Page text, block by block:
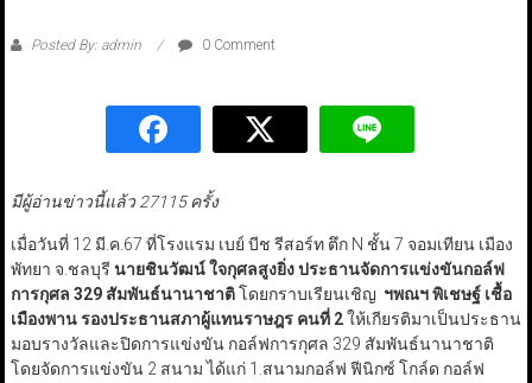
Posted By: admin 0 Comment
มีผู้อ่านข่าวนี้แล้ว 27115 ครั้ง
เมื่อวันที่ 12 มี.ค.67 ที่โรงแรม เบย์ บีช รีสอร์ท ตึก N ชั้น 7 จอมเทียน เมือง
พัทยา จ.ชลบุรี นายชินวัฒน์ ใจกุศลสูงยิ่ง ประธานจัดการแข่งขันกอล์ฟ
การกุศล 329 สัมพันธ์นานาชาติโดยกราบเรียนเชิญ ฯพณฯ พิเชษฐ์ เชื้อ
เมืองพาน รองประธานสภาผู้แทนราษฎร คนที่ 2ให้เกียรติมาเป็นประธาน
มอบรางวัลและปิดการแข่งขัน กอล์ฟการกุศล 329 สัมพันธ์นานาชาติ
โดยจัดการแข่งขัน 2 สนาม ได้แก่ 1.สนามกอล์ฟ ฟีนิกซ์ โกล์ด กอล์ฟ